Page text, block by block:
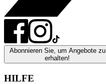
Abonnieren Sie, um Angebote zu
erhalten!
HILFE